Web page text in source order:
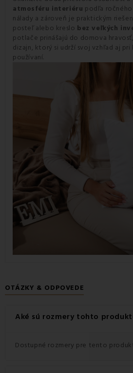
atmosféru interiéru podľa
nálady a zároveň je praktickým
posteľ alebo kreslo bez veľkých
potlače prinášajú do domova
dizajn, ktorý si udrží svoj vzhľad aj pri
používaní.
OTÁZKY & ODPOVEDE
Aké sú rozmery tohto
Dostupné rozmery pre tento